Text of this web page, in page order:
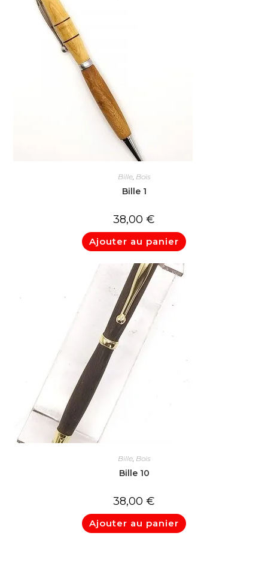
Bille, Bois
Bille 1
38,00 €
Ajouter au panier
Bille, Bois
Bille 10
38,00 €
Ajouter au panier